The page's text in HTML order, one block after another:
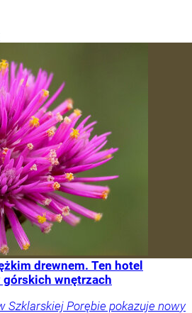
drewnem. Ten hotel
górskich wnętrzach
Szklarskiej Porębie pokazuje nowy